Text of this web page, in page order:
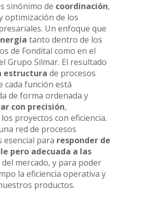
sinónimo de coordinación,
optimización de los
Un enfoque que
tanto dentro de los
de Fondital como en el
Grupo Silmar. El resultado
estructura de procesos
cada función está
de forma ordenada y
con precisión,
proyectos con eficiencia.
red de procesos
esencial para responder de
pero adecuada a las
del mercado, y para poder
la eficiencia operativa y
productos.